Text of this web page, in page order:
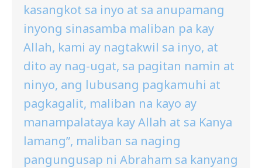
kasangkot sa inyo at sa anupamang
inyong sinasamba maliban pa kay
Allah, kami ay nagtakwil sa inyo, at
dito ay nag-ugat, sa pagitan namin at
ninyo, ang lubusang pagkamuhi at
pagkagalit, maliban na kayo ay
manampalataya kay Allah at sa Kanya
lamang”, maliban sa naging
pangungusap ni Abraham sa kanyang